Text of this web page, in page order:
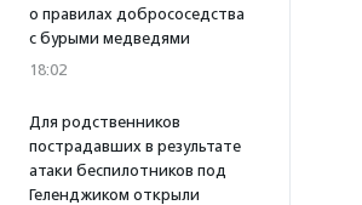
о правилах добрососедства
с бурыми медведями
18:02
Для родственников
пострадавших в результате
атаки беспилотников под
Геленджиком открыли